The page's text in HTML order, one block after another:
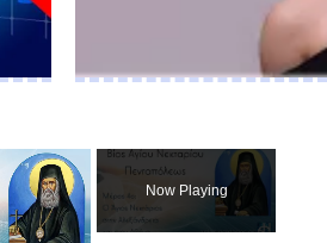
Now Playing